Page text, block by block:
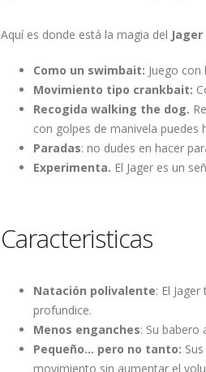
Aquí es donde está la magia del Jager
Como un swimbait: Juego
Movimiento tipo crankbait:
Recogida walking the dog.
con golpes de manivela
Paradas: no dudes en hacer
Experimenta. El Jager es un
Caracteristicas
Natación polivalente: El
profundice.
Menos enganches: Su babero
Pequeño... pero no tanto:
movimiento sin aumentar el